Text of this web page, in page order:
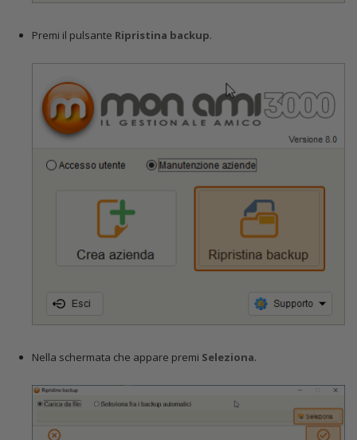
Premi il pulsante Ripristina backup.
Nella schermata che appare premi Seleziona.